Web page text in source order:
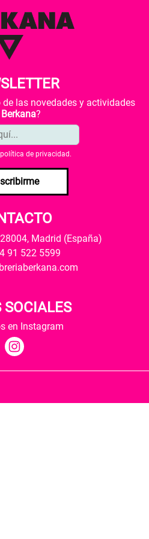
las novedades y actividades
Berkana?
política de privacidad .
Madrid (España)
91 522 5599
SOCIALES
en Instagram